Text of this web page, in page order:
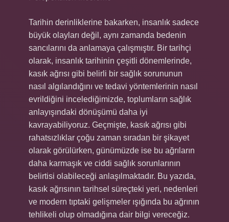
Tarihin derinliklerine bakarken, insanlık sadece
büyük olayları değil, aynı zamanda bedenin
sancılarını da anlamaya çalışmıştır. Bir tarihçi
olarak, insanlık tarihinin çeşitli dönemlerinde,
kasık ağrısı gibi belirli bir sağlık sorununun
nasıl algılandığını ve tedavi yöntemlerinin nasıl
evrildiğini incelediğimizde, toplumların sağlık
anlayışındaki dönüşümü daha iyi
kavrayabiliyoruz. Geçmişte, kasık ağrısı gibi
rahatsızlıklar çoğu zaman sıradan bir şikayet
olarak görülürken, günümüzde ise bu ağrıların
daha karmaşık ve ciddi sağlık sorunlarının
belirtisi olabileceği anlaşılmaktadır. Bu yazıda,
kasık ağrısının tarihsel süreçteki yeri, nedenleri
ve modern tıptaki gelişmeler ışığında bu ağrının
tehlikeli olup olmadığına dair bilgi vereceğiz.